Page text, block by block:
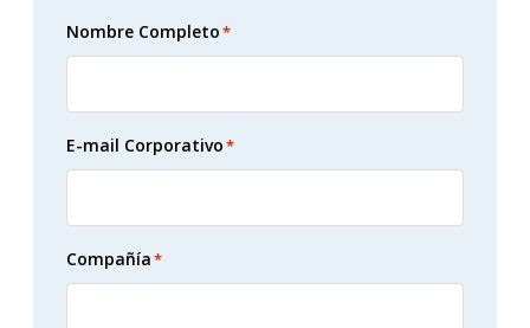
Nombre Completo*
E-mail Corporativo*
Compañía*